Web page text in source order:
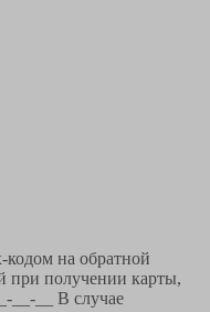
на обратной
при получении карты,
__-__ В случае